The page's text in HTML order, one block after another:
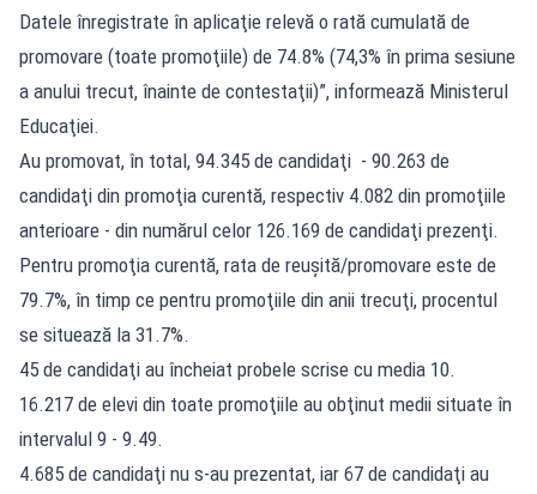
Datele înregistrate în aplicaţie relevă o rată cumulată de
promovare (toate promoţiile) de 74.8% (74,3% în prima sesiune
a anului trecut, înainte de contestaţii)”, informează Ministerul
Educaţiei.
Au promovat, în total, 94.345 de candidaţi - 90.263 de
candidaţi din promoţia curentă, respectiv 4.082 din promoţiile
anterioare - din numărul celor 126.169 de candidaţi prezenţi.
Pentru promoţia curentă, rata de reuşită/promovare este de
79.7%, în timp ce pentru promoţiile din anii trecuţi, procentul
se situează la 31.7%.
45 de candidaţi au încheiat probele scrise cu media 10.
16.217 de elevi din toate promoţiile au obţinut medii situate în
intervalul 9 - 9.49.
4.685 de candidaţi nu s-au prezentat, iar 67 de candidaţi au